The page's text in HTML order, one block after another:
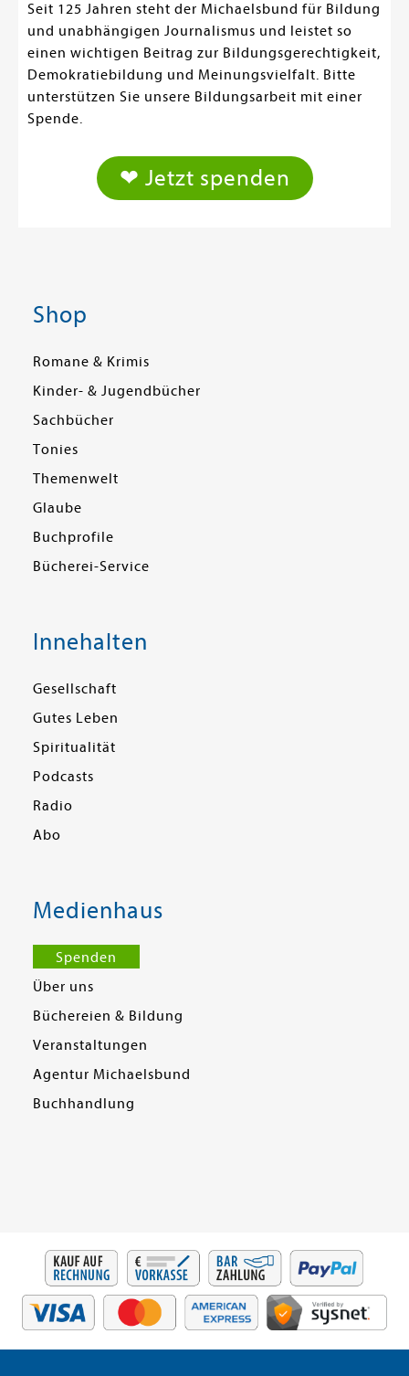
Seit 125 Jahren steht der Michaelsbund für Bildung
und unabhängigen Journalismus und leistet so
einen wichtigen Beitrag zur Bildungsgerechtigkeit,
Demokratiebildung und Meinungsvielfalt. Bitte
unterstützen Sie unsere Bildungsarbeit mit einer
Spende.
❤ Jetzt spenden
Shop
Romane & Krimis
Kinder- & Jugendbücher
Sachbücher
Tonies
Themenwelt
Glaube
Buchprofile
Bücherei-Service
Innehalten
Gesellschaft
Gutes Leben
Spiritualität
Podcasts
Radio
Abo
Medienhaus
Spenden
Über uns
Büchereien & Bildung
Veranstaltungen
Agentur Michaelsbund
Buchhandlung